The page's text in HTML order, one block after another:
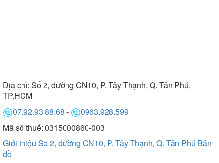
Địa chỉ: Số 2, đường CN10, P. Tây Thạnh, Q. Tân Phú,
TP.HCM
07.92.93.88.68 -
0963.928.599
Mã số thuế: 0315000860-003
Giới thiệu Số 2, đường CN10, P. Tây Thạnh, Q. Tân Phú Bản
đồ